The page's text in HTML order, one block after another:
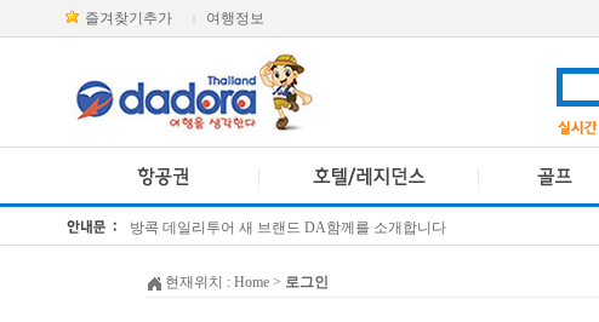
즐겨찾기추가 여행정보
방콕 데일리투어 새 브랜드 DA함께를 소개합니다
현재위치 : Home> 로그인